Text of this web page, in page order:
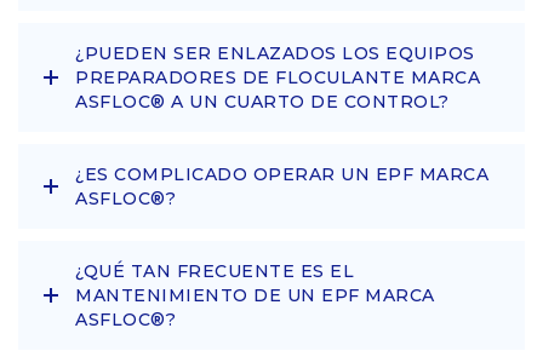
¿PUEDEN SER ENLAZADOS LOS EQUIPOS
PREPARADORES DE FLOCULANTE MARCA
ASFLOC® A UN CUARTO DE CONTROL?
¿ES COMPLICADO OPERAR UN EPF MARCA
ASFLOC®?
¿QUÉ TAN FRECUENTE ES EL
MANTENIMIENTO DE UN EPF MARCA
ASFLOC®?